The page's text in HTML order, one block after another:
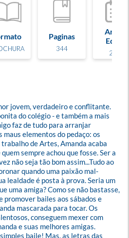
Paginas
344
Ano de
Edição
2012
jovem, verdadeiro e conflitante.
do colégio - e também a mais
faz de tudo para arranjar
maus elementos do pedaço: os
de Artes, Amanda acaba
sempre achou que fosse. Ser a
não seja tão bom assim...Tudo ao
quando uma paixão mal-
lealdade é posta à prova. Seria um
uma amiga? Como se não bastasse,
promover bailes aos sábados e
mascarada para tocar. Os
conseguem mexer com
e suas melhores amigas.
baile! Mas, as letras das